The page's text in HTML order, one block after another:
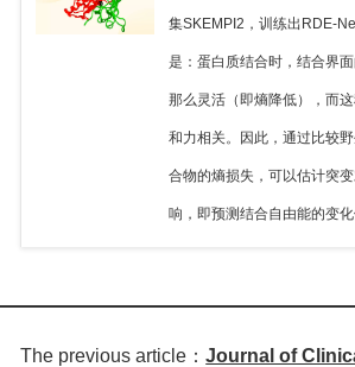
集SKEMPI2，训练出RDE-
是：蛋白质结合时，结合界
那么灵活（即熵降低），而
和力相关。因此，通过比较
合物的熵损失，可以估计突
响，即预测结合自由能的变化
The previous article：Journal of